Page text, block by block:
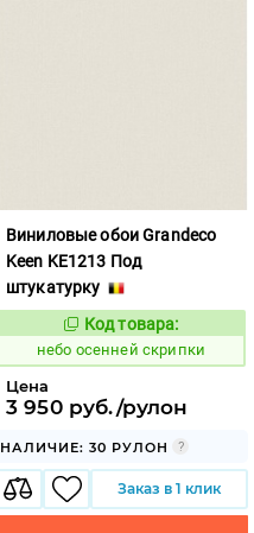
Виниловые обои Grandeco
Keen KE1213 Под
штукатурку
1117842
Код товара:
небо осенней скрипки
Цена
3 950 руб./рулон
НАЛИЧИЕ: 30 РУЛОН
Заказ в 1 клик